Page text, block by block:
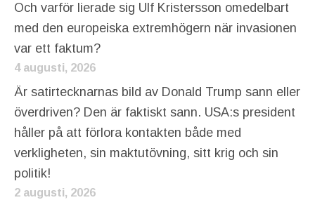
Och varför lierade sig Ulf Kristersson omedelbart
med den europeiska extremhögern när invasionen
var ett faktum?
4 augusti, 2026
Är satirtecknarnas bild av Donald Trump sann eller
överdriven? Den är faktiskt sann. USA:s president
håller på att förlora kontakten både med
verkligheten, sin maktutövning, sitt krig och sin
politik!
2 augusti, 2026